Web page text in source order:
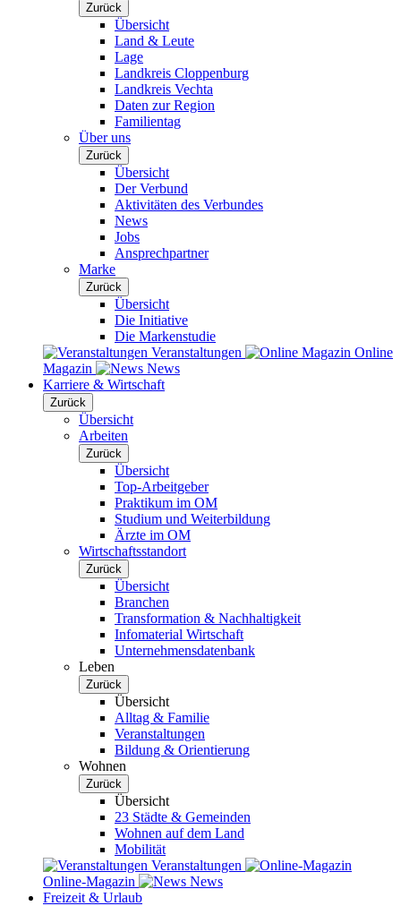
Zurück
Übersicht
Land & Leute
Lage
Landkreis Cloppenburg
Landkreis Vechta
Daten zur Region
Familientag
Über uns
Zurück
Übersicht
Der Verbund
Aktivitäten des Verbundes
News
Jobs
Ansprechpartner
Marke
Zurück
Übersicht
Die Initiative
Die Markenstudie
Veranstaltungen
Online
Magazin
News
Karriere & Wirtschaft
Zurück
Übersicht
Arbeiten
Zurück
Übersicht
Top-Arbeitgeber
Praktikum im OM
Studium und Weiterbildung
Ärzte im OM
Wirtschaftsstandort
Zurück
Übersicht
Branchen
Transformation & Nachhaltigkeit
Infomaterial Wirtschaft
Unternehmensdatenbank
Leben
Zurück
Übersicht
Alltag & Familie
Veranstaltungen
Bildung & Orientierung
Wohnen
Zurück
Übersicht
23 Städte & Gemeinden
Wohnen auf dem Land
Mobilität
Veranstaltungen
Online-Magazin
News
Freizeit & Urlaub